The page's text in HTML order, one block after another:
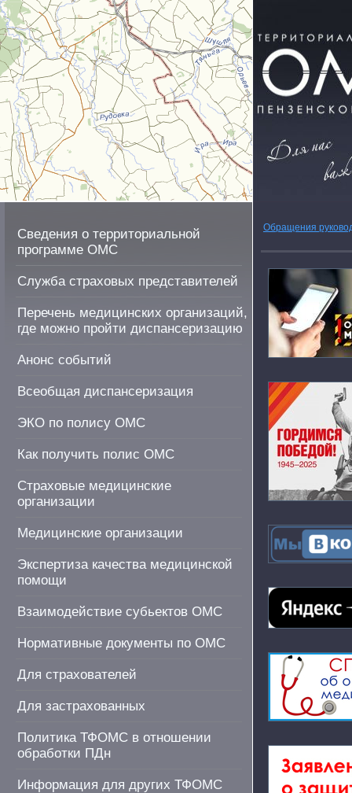
Сведения о территориальной
программе ОМС
Служба страховых представителей
Перечень медицинских организаций,
где можно пройти диспансеризацию
Анонс событий
Всеобщая диспансеризация
ЭКО по полису ОМС
Как получить полис ОМС
Страховые медицинские
организации
Медицинские организации
Экспертиза качества медицинской
помощи
Взаимодействие субьектов ОМС
Нормативные документы по ОМС
Для страхователей
Для застрахованных
Политика ТФОМС в отношении
обработки ПДн
Информация для других ТФОМС
Обращения